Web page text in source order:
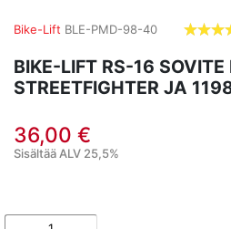
Bike-Lift BLE-PMD-98-40
BIKE-LIFT RS-16
STREETFIGHTER JA
36,00 €
Sisältää ALV 25,5%